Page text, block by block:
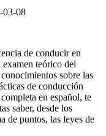
03-08
de conducir en
examen teórico del
sobre las
de conducción
en español, te
saber, desde los
de puntos, las leyes de